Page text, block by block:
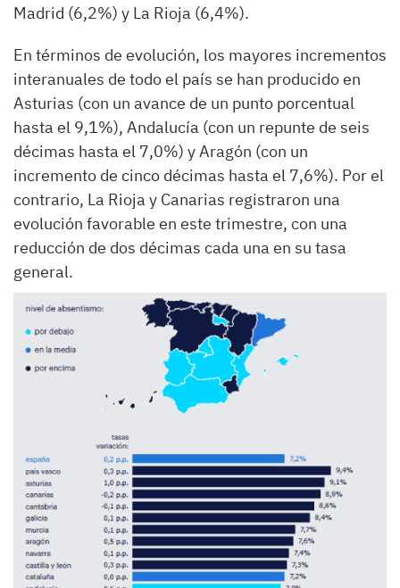
Madrid (6,2%) y La Rioja (6,4%).
En términos de evolución, los mayores incrementos
interanuales de todo el país se han producido en
Asturias (con un avance de un punto porcentual
hasta el 9,1%), Andalucía (con un repunte de seis
décimas hasta el 7,0%) y Aragón (con un
incremento de cinco décimas hasta el 7,6%). Por el
contrario, La Rioja y Canarias registraron una
evolución favorable en este trimestre, con una
reducción de dos décimas cada una en su tasa
general.